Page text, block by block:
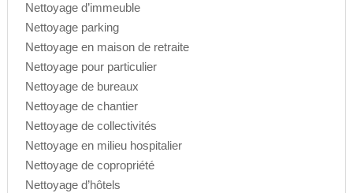
Nettoyage d’immeuble
Nettoyage parking
Nettoyage en maison de retraite
Nettoyage pour particulier
Nettoyage de bureaux
Nettoyage de chantier
Nettoyage de collectivités
Nettoyage en milieu hospitalier
Nettoyage de copropriété
Nettoyage d’hôtels